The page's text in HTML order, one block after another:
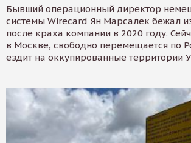
Бывший операционный директор
системы Wirecard Ян Марсалек бежал
после краха компании в 2020 году.
в Москве, свободно перемещается по
ездит на оккупированные территории